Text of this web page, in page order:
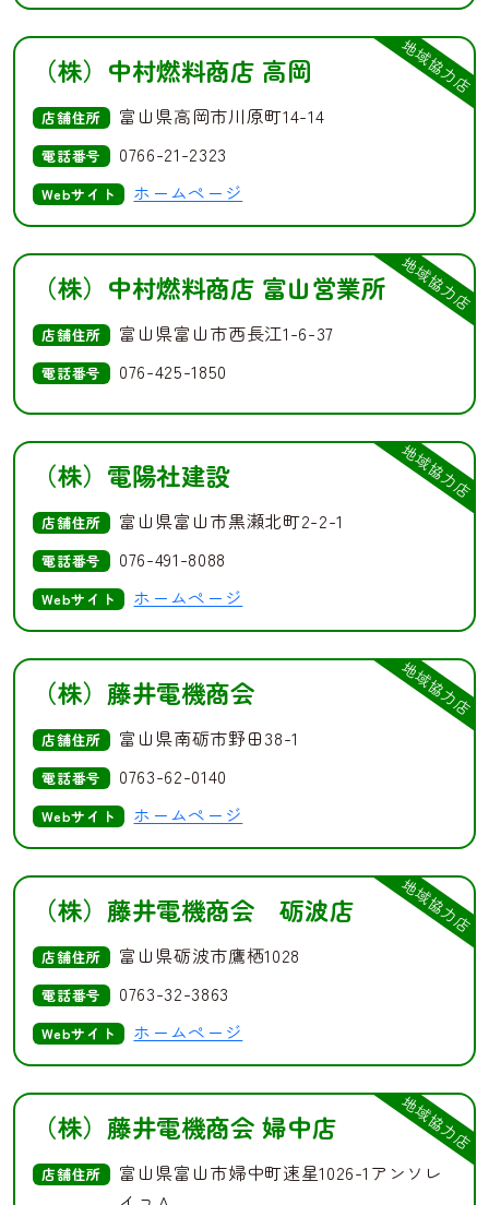
地域協力店
（株）中村燃料商店 高岡
店舗住所 富山県高岡市川原町14-14
電話番号 0766-21-2323
Webサイト ホームページ
地域協力店
（株）中村燃料商店 富山営業所
店舗住所 富山県富山市西長江1-6-37
電話番号 076-425-1850
地域協力店
（株）電陽社建設
店舗住所 富山県富山市黒瀬北町2-2-1
電話番号 076-491-8088
Webサイト ホームページ
地域協力店
（株）藤井電機商会
店舗住所 富山県南砺市野田38-1
電話番号 0763-62-0140
Webサイト ホームページ
地域協力店
（株）藤井電機商会 砺波店
店舗住所 富山県砺波市鷹栖1028
電話番号 0763-32-3863
Webサイト ホームページ
地域協力店
（株）藤井電機商会 婦中店
店舗住所
富山県富山市婦中町速星1026-1アンソレ